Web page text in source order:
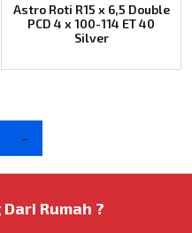
Astro Roti R15 x 6,5 Double
PCD 4 x 100-114 ET 40
Silver
→
Rumah ?